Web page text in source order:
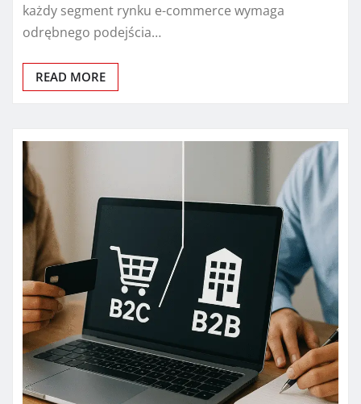
każdy segment rynku e-commerce wymaga
odrębnego podejścia…
READ MORE